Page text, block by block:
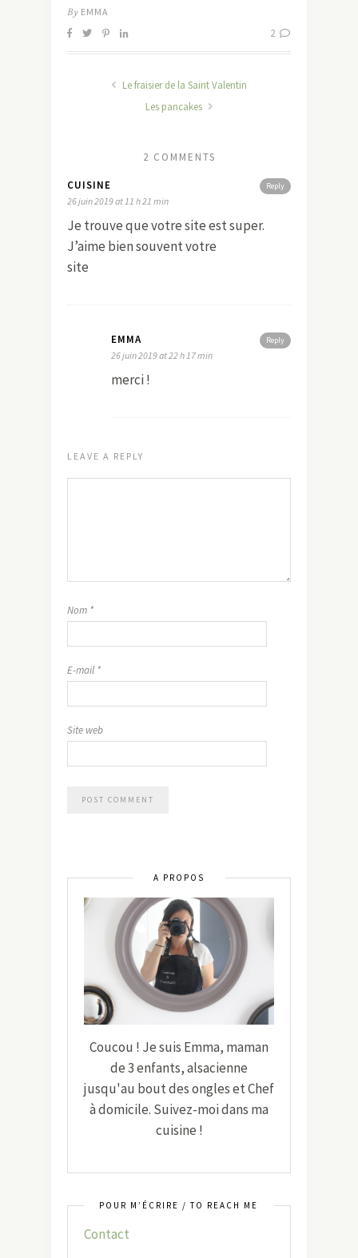
By EMMA
2
Le fraisier de la Saint Valentin
Les pancakes
2 COMMENTS
Reply
CUISINE
26 juin 2019 at 11 h 21 min
Je trouve que votre site est super.
J’aime bien souvent votre
site
Reply
EMMA
26 juin 2019 at 22 h 17 min
merci !
LEAVE A REPLY
Nom *
E-mail *
Site web
A PROPOS
Coucou ! Je suis Emma, maman
de 3 enfants, alsacienne
jusqu'au bout des ongles et Chef
à domicile. Suivez-moi dans ma
cuisine !
POUR M’ÉCRIRE / TO REACH ME
Contact